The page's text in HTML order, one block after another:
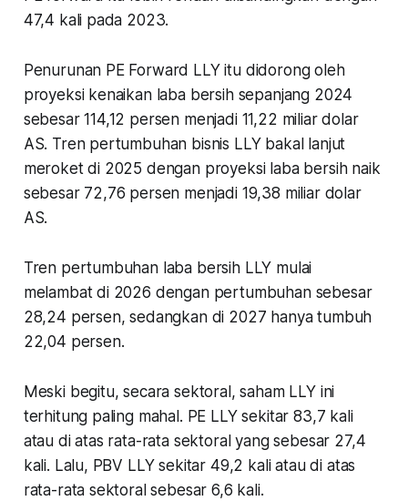
47,4 kali pada 2023.
Penurunan PE Forward LLY itu didorong oleh
proyeksi kenaikan laba bersih sepanjang 2024
sebesar 114,12 persen menjadi 11,22 miliar dolar
AS. Tren pertumbuhan bisnis LLY bakal lanjut
meroket di 2025 dengan proyeksi laba bersih naik
sebesar 72,76 persen menjadi 19,38 miliar dolar
AS.
Tren pertumbuhan laba bersih LLY mulai
melambat di 2026 dengan pertumbuhan sebesar
28,24 persen, sedangkan di 2027 hanya tumbuh
22,04 persen.
Meski begitu, secara sektoral, saham LLY ini
terhitung paling mahal. PE LLY sekitar 83,7 kali
atau di atas rata-rata sektoral yang sebesar 27,4
kali. Lalu, PBV LLY sekitar 49,2 kali atau di atas
rata-rata sektoral sebesar 6,6 kali.